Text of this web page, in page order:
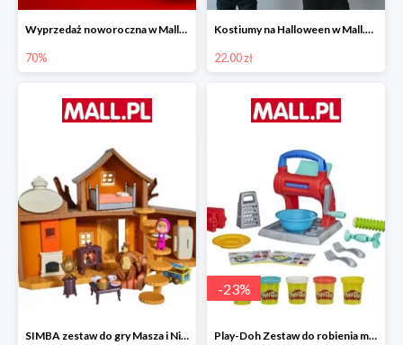
Wyprzedaż noworoczna w Mall.pl do -70%
70%
Kostiumy na Halloween w Mall.pl od 22 zł
22.00 zł
SIMBA zestaw do gry Masza i Niedźwiedź - Duży dom Maszy -15%
-23%
Play-Doh Zestaw do robienia makaronów -23%